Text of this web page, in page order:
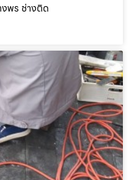
งพร ช่างติด